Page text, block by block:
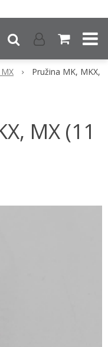
Pružina MK, MKX,
MX (11